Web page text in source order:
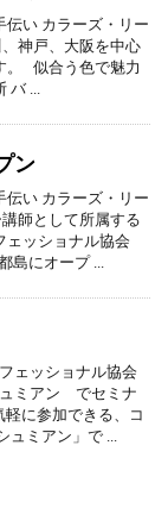
伝い カラーズ・リー
神戸、大阪を中心
。 似合う色で魅力
バ ...
ン
伝い カラーズ・リー
師として所属する
ェッショナル協会
島にオープ ...
ェッショナル協会
ミアン でセミナ
軽に参加できる、コ
ュミアン」で ...